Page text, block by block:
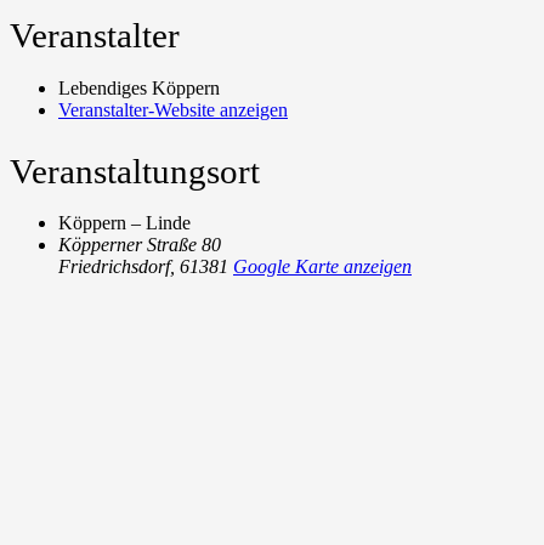
Veranstalter
Lebendiges Köppern
Veranstalter-Website anzeigen
Veranstaltungsort
Köppern – Linde
Köpperner Straße 80
Friedrichsdorf, 61381 Google Karte anzeigen